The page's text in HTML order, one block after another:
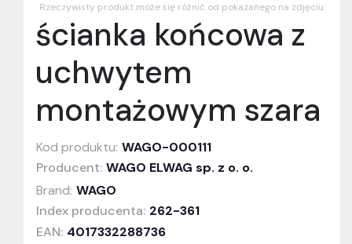
Rzeczywisty produkt może się różnić od pokazanego na zdjęciu
ścianka końcowa z
uchwytem
montażowym szara
Kod produktu: WAGO-000111
Producent: WAGO ELWAG sp. z o. o.
Brand: WAGO
Index producenta: 262-361
EAN: 4017332288736